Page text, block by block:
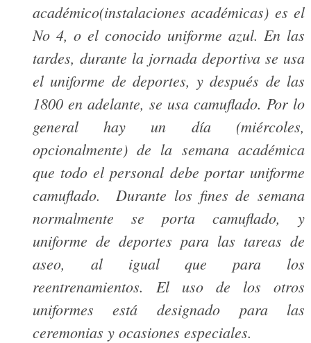
académico(instalaciones académicas) es el
No 4, o el conocido uniforme azul. En las
tardes, durante la jornada deportiva se usa
el uniforme de deportes, y después de las
1800 en adelante, se usa camuflado. Por lo
general hay un día (miércoles,
opcionalmente) de la semana académica
que todo el personal debe portar uniforme
camuflado. Durante los fines de semana
normalmente se porta camuflado, y
uniforme de deportes para las tareas de
aseo, al igual que para los
reentrenamientos. El uso de los otros
uniformes está designado para las
ceremonias y ocasiones especiales.